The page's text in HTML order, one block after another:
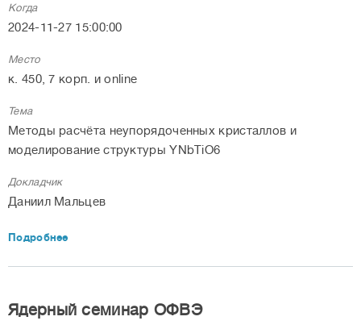
Когда
2024-11-27 15:00:00
Место
к. 450, 7 корп. и online
Тема
Методы расчёта неупорядоченных кристаллов и
моделирование структуры YNbTiO6
Докладчик
Даниил Мальцев
Подробнее
Ядерный семинар ОФВЭ